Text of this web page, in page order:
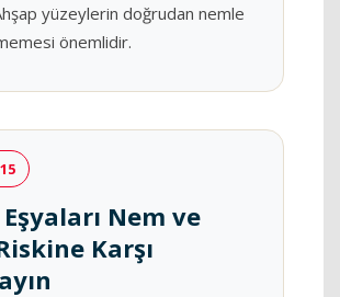
yüzeylerin doğrudan nemle
önemlidir.
Nem ve
Karşı